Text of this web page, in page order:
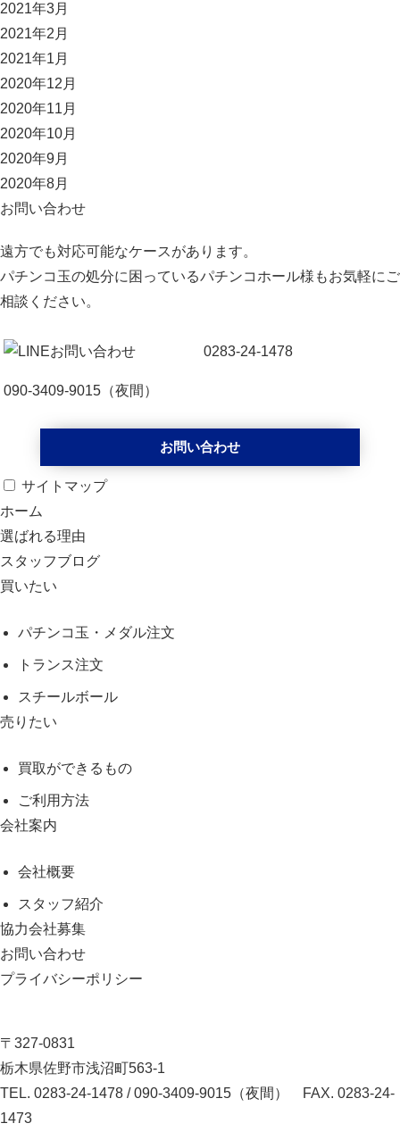
2021年3月
2021年2月
2021年1月
2020年12月
2020年11月
2020年10月
2020年9月
2020年8月
お問い合わせ
遠方でも対応可能なケースがあります。
パチンコ玉の処分に困っているパチンコホール様もお気軽にご
相談ください。
0283-24-1478
090-3409-9015 （夜間）
お問い合わせ
サイトマップ
ホーム
選ばれる理由
スタッフブログ
買いたい
パチンコ玉・メダル注文
トランス注文
スチールボール
売りたい
買取ができるもの
ご利用方法
会社案内
会社概要
スタッフ紹介
協力会社募集
お問い合わせ
プライバシーポリシー
〒327-0831
栃木県佐野市浅沼町563-1
TEL. 0283-24-1478 /090-3409-9015（夜間）
FAX. 0283-24-
1473